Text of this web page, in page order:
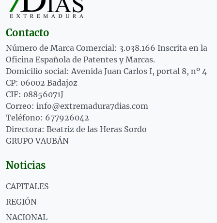
Contacto
Número de Marca Comercial: 3.038.166 Inscrita en la
Oficina Española de Patentes y Marcas.
Domicilio social: Avenida Juan Carlos I, portal 8, nº 4
CP: 06002 Badajoz
CIF: 08856071J
Correo: info@extremadura7dias.com
Teléfono: 677926042
Directora: Beatriz de las Heras Sordo
GRUPO VAUBÁN
Noticias
CAPITALES
REGIÓN
NACIONAL